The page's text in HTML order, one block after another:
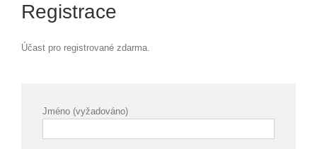
Registrace
Účast pro registrované zdarma.
Jméno (vyžadováno)